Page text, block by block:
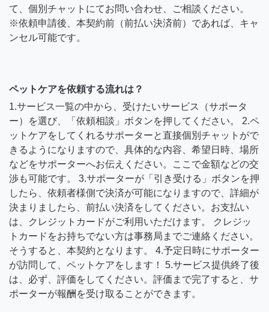
て、個別チャットにてお問い合わせ、ご相談ください。
※依頼申請後、本契約前（前払い決済前）であれば、キャ
ンセル可能です。
ペットケアを依頼する流れは？
1.サービス一覧の中から、受けたいサービス（サポータ
ー）を選び、「依頼相談」ボタンを押してください。 2.ペ
ットケアをしてくれるサポーターと直接個別チャットがで
きるようになりますので、具体的な内容、希望日時、場所
などをサポーターへお伝えください。ここで金額などの交
渉も可能です。 3.サポーターが「引き受ける」ボタンを押
したら、依頼者様側で決済が可能になりますので、詳細が
決まりましたら、前払い決済をしてください。お支払い
は、クレジットカードがご利用いただけます。 クレジッ
トカードをお持ちでない方は事務局までご連絡ください。
そうすると、本契約となります。 4.予定日時にサポーター
が訪問して、ペットケアをします！ 5.サービス提供終了後
は、必ず、評価をしてください。評価まで完了すると、サ
ポーターが報酬を受け取ることができます。